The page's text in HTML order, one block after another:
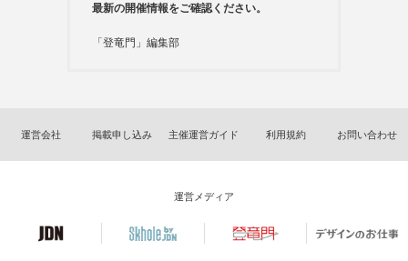
最新の開催情報をご確認ください。
「登竜門」編集部
運営会社 掲載申し込み 主催運営ガイド 利用規約 お問い合わせ
運営メディア